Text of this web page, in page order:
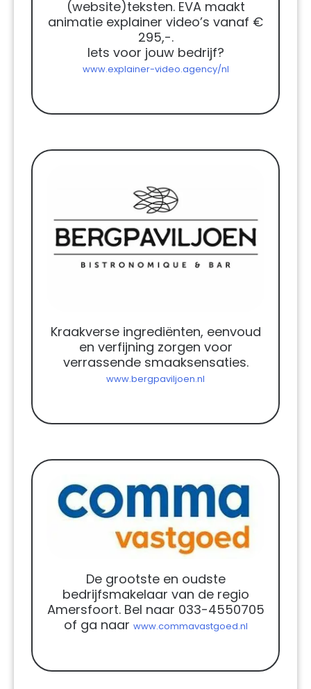
(website)teksten. EVA maakt
animatie explainer video’s vanaf €
295,-.
Iets voor jouw bedrijf?
www.explainer-video.agency/nl
Kraakverse ingrediënten, eenvoud
en verfijning zorgen voor
verrassende smaaksensaties.
www.bergpaviljoen.nl
De grootste en oudste
bedrijfsmakelaar van de regio
Amersfoort. Bel naar 033-4550705
of ga naar www.commavastgoed.nl